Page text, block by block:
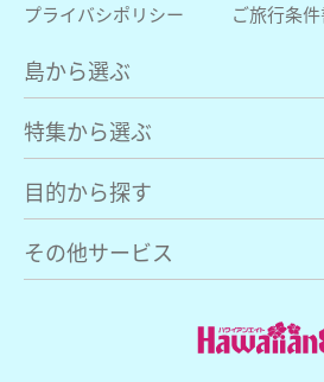
プライバシポリシー
ご旅行条
島から選ぶ
特集から選ぶ
目的から探す
その他サービス